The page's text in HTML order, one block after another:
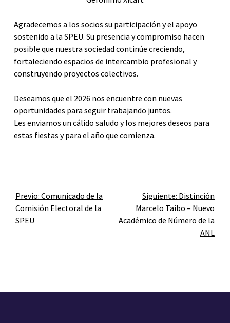
Agradecemos a los socios su participación y el apoyo
sostenido a la SPEU. Su presencia y compromiso hacen
posible que nuestra sociedad continúe creciendo,
fortaleciendo espacios de intercambio profesional y
construyendo proyectos colectivos.
Deseamos que el 2026 nos encuentre con nuevas
oportunidades para seguir trabajando juntos.
Les enviamos un cálido saludo y los mejores deseos para
estas fiestas y para el año que comienza.
Previo: Comunicado de la
Comisión Electoral de la
SPEU
Siguiente: Distinción
Marcelo Taibo – Nuevo
Académico de Número de la
ANL